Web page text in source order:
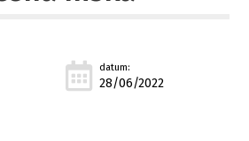
datum:
28/06/2022